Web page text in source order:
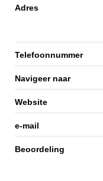
Adres
Telefoonnummer
Navigeer naar
Website
e-mail
Beoordeling